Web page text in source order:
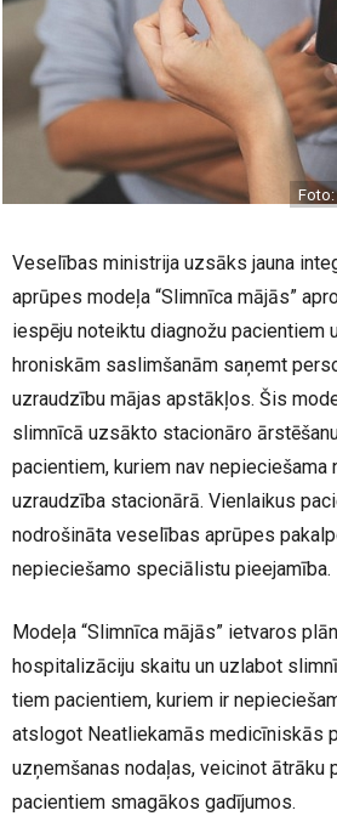
Veselības ministrija uzsāks jauna
aprūpes modeļa “Slimnīca mājās”
iespēju noteiktu diagnožu pacientiem
hroniskām saslimšanām saņemt
uzraudzību mājas apstākļos. Šis
slimnīcā uzsākto stacionāro
pacientiem, kuriem nav nepieciešama
uzraudzība stacionārā. Vienlaikus
nodrošināta veselības aprūpes
nepieciešamo speciālistu pieejamība.
Modeļa “Slimnīca mājās” ietvaros
hospitalizāciju skaitu un uzlabot
tiem pacientiem, kuriem ir
atslogot Neatliekamās medicīniskās
uzņemšanas nodaļas, veicinot ātrāku
pacientiem smagākos gadījumos.